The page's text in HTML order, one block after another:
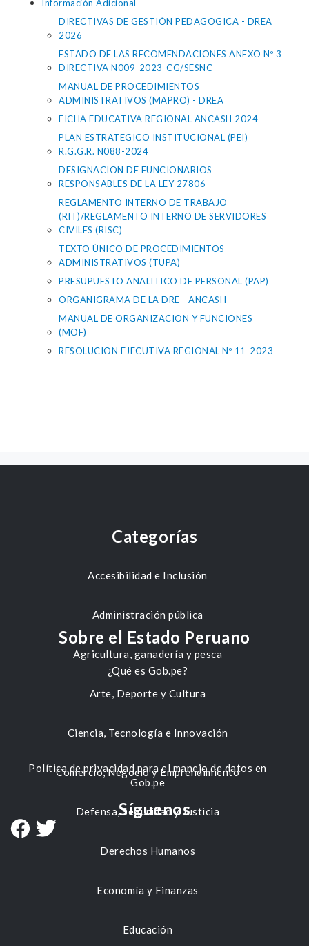
Información Adicional
DIRECTIVAS DE GESTIÓN PEDAGOGICA - DREA
2026
ESTADO DE LAS RECOMENDACIONES ANEXO Nº 3
DIRECTIVA N009-2023-CG/SESNC
MANUAL DE PROCEDIMIENTOS
ADMINISTRATIVOS (MAPRO) - DREA
FICHA EDUCATIVA REGIONAL ANCASH 2024
PLAN ESTRATEGICO INSTITUCIONAL (PEI)
R.G.G.R. N088-2024
DESIGNACION DE FUNCIONARIOS
RESPONSABLES DE LA LEY 27806
REGLAMENTO INTERNO DE TRABAJO
(RIT)/REGLAMENTO INTERNO DE SERVIDORES
CIVILES (RISC)
TEXTO ÚNICO DE PROCEDIMIENTOS
ADMINISTRATIVOS (TUPA)
PRESUPUESTO ANALITICO DE PERSONAL (PAP)
ORGANIGRAMA DE LA DRE - ANCASH
MANUAL DE ORGANIZACION Y FUNCIONES
(MOF)
RESOLUCION EJECUTIVA REGIONAL Nº 11-2023
Categorías
Accesibilidad e Inclusión
Administración pública
Agricultura, ganadería y pesca
Arte, Deporte y Cultura
Ciencia, Tecnología e Innovación
Comercio, Negocio y Emprendimiento
Defensa, Seguridad y Justicia
Derechos Humanos
Economía y Finanzas
Educación
Sobre el Estado Peruano
¿Qué es Gob.pe?
Política de privacidad para el manejo de datos en
Gob.pe
Síguenos